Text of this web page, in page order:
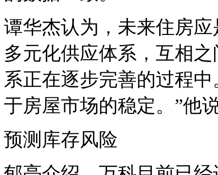
谭华杰认为，未来住房应
多元化供应体系，互相
系正在逐步完善的过程
于房屋市场的稳定。”他
预测库存风险